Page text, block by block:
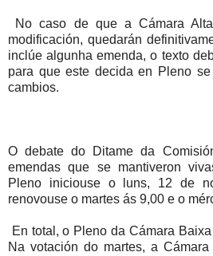
No caso de que a Cámara
modificación, quedarán
inclúe algunha emenda, o texto
para que este decida en Pleno
cambios.
O debate do Ditame da
emendas que se mantiveron
Pleno iniciouse o luns, 12 de
renovouse o martes ás 9,00 e o
En total, o Pleno da Cámara
Na votación do martes, a